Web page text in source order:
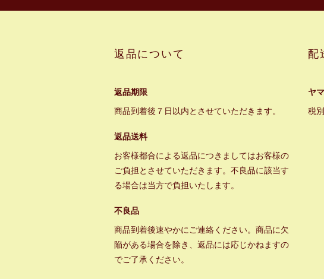
返品について
返品期限
商品到着後７日以内とさせていただきます。
返品送料
お客様都合による返品につきましてはお客様の
ご負担とさせていただきます。不良品に該当す
る場合は当方で負担いたします。
不良品
商品到着後速やかにご連絡ください。商品に欠
陥がある場合を除き、返品には応じかねますの
でご了承ください。
配
ヤ
税